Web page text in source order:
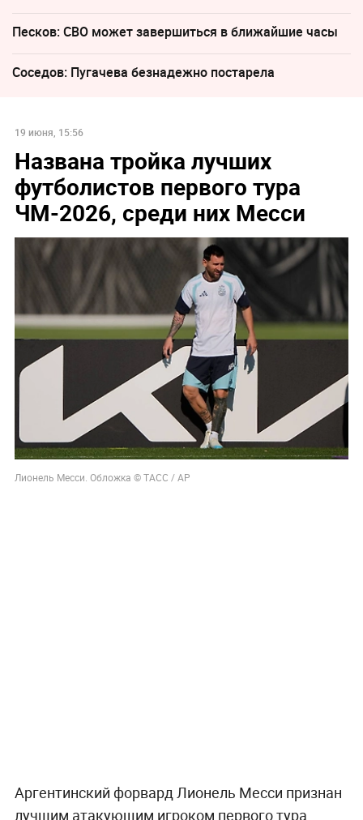
Песков: СВО может завершиться в ближайшие часы
Соседов: Пугачева безнадежно постарела
19 июня, 15:56
Названа тройка лучших
футболистов первого тура
ЧМ-2026, среди них Месси
Лионель Месси. Обложка © ТАСС / АР
Аргентинский форвард Лионель Месси признан
лучшим атакующим игроком первого тура